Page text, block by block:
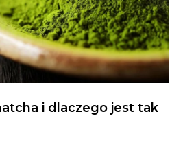
i dlaczego jest tak